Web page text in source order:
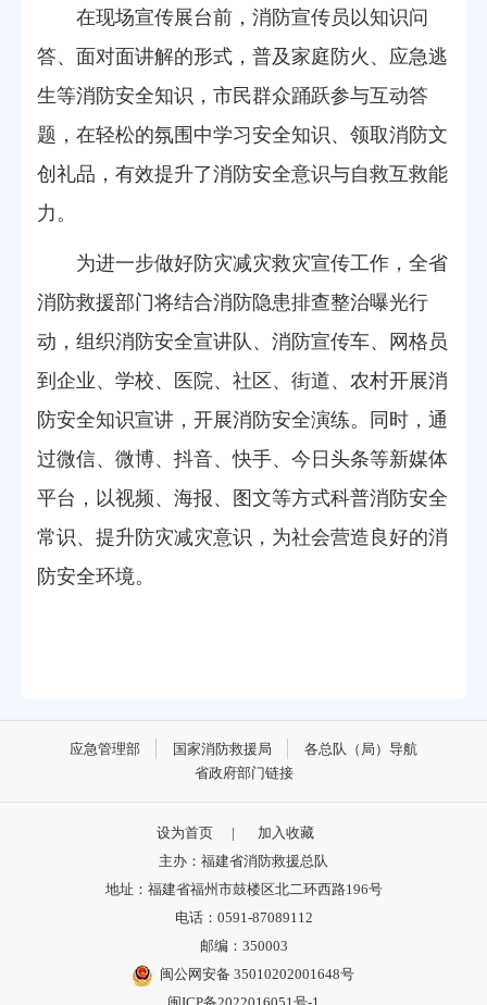
在现场宣传展台前，消防宣传员以知识问
答、面对面讲解的形式，普及家庭防火、应急逃
生等消防安全知识，市民群众踊跃参与互动答
题，在轻松的氛围中学习安全知识、领取消防文
创礼品，有效提升了消防安全意识与自救互救能
力。
为进一步做好防灾减灾救灾宣传工作，全省
消防救援部门将结合消防隐患排查整治曝光行
动，组织消防安全宣讲队、消防宣传车、网格员
到企业、学校、医院、社区、街道、农村开展消
防安全知识宣讲，开展消防安全演练。同时，通
过微信、微博、抖音、快手、今日头条等新媒体
平台，以视频、海报、图文等方式科普消防安全
常识、提升防灾减灾意识，为社会营造良好的消
防安全环境。
应急管理部 国家消防救援局
各总队（局）导航
省政府部门链接
设为首页 |
加入收藏
主办：福建省消防救援总队
地址：福建省福州市鼓楼区北二环西路196号
电话：0591-87089112
邮编：350003
闽公网安备 35010202001648号